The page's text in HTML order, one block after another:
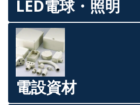
LED電球・照明
電設資材